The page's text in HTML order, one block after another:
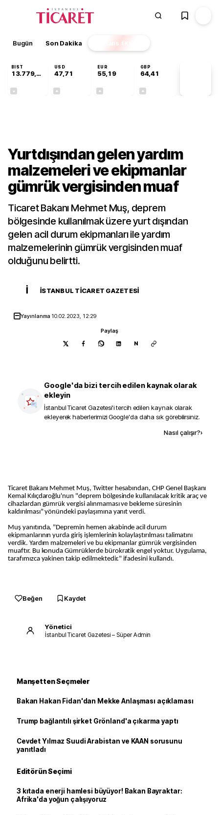
Bugün Son Dakika Finans EKSTRA
BIST
13.779,39
USD
47,71
EUR
55,19
GBP
64,41
Yurtdışından gelen yardım
malzemeleri ve ekipmanlar
gümrük vergisinden muaf
Ticaret Bakanı Mehmet Muş, deprem
bölgesinde kullanılmak üzere yurt dışından
gelen acil durum ekipmanları ile yardım
malzemelerinin gümrük vergisinden muaf
olduğunu belirtti.
İ İSTANBUL TICARET GAZETESI
Yayınlanma 10.02.2023, 12:29
Paylaş
N
Google'da bizi tercih edilen kaynak olarak
ekleyin
İstanbul Ticaret Gazetesi'i tercih edilen kaynak olarak
ekleyerek haberlerimizi Google'da daha sık görebilirsiniz.
Nasıl çalışır?›
Ticaret Bakanı Mehmet Muş, Twitter hesabından, CHP Genel Başkanı
Kemal Kılıçdaroğlu'nun "deprem bölgesinde kullanılacak kritik araç ve
cihazlardan gümrük vergisi alınmaması ve bekleme süresinin
kaldırılması" yönündeki paylaşımına yanıt verdi.
Muş yanıtında, "Depremin hemen akabinde acil durum
ekipmanlarının yurda giriş işlemlerinin kolaylaştırılması talimatını
verdik. Yardım malzemeleri ve bu ekipmanlar gümrük vergisinden
muaftır. Bu konuda Gümrüklerde bürokratik engel yoktur. Uygulama,
tarafımızca yakinen takip edilmektedir." ifadesini kullandı.
Beğen Kaydet
Yönetici
İstanbul Ticaret Gazetesi – Süper Admin
Manşetten Seçmeler
Bakan Hakan Fidan'dan Mekke Anlaşması açıklaması
Trump bağlantılı şirket Grönland'a çıkarma yaptı
Cevdet Yılmaz Suudi Arabistan ve KAAN sorusunu
yanıtladı
Editörün Seçimi
3 kıtada enerji hamlesi büyüyor! Bakan Bayraktar:
Afrika'da yoğun çalışıyoruz